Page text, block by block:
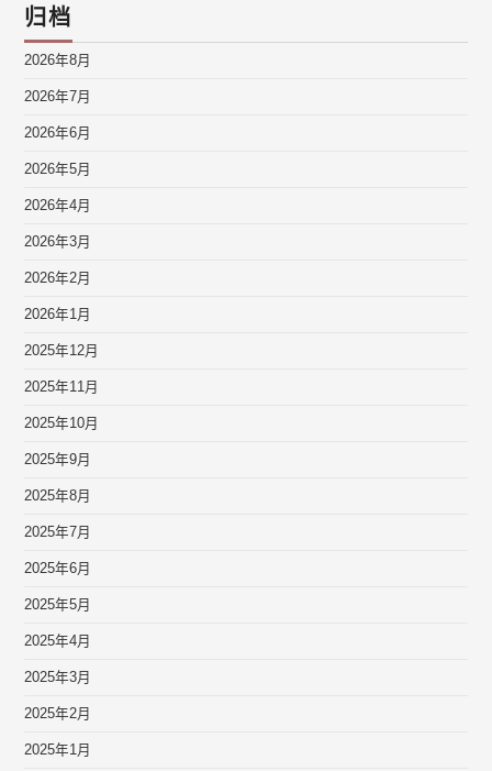
归档
2026年8月
2026年7月
2026年6月
2026年5月
2026年4月
2026年3月
2026年2月
2026年1月
2025年12月
2025年11月
2025年10月
2025年9月
2025年8月
2025年7月
2025年6月
2025年5月
2025年4月
2025年3月
2025年2月
2025年1月